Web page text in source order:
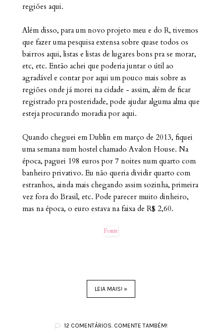
regiões aqui.
Além disso, para um novo projeto meu e do R, tivemos
que fazer uma pesquisa extensa sobre quase todos os
bairros aqui, listas e listas de lugares bons pra se morar,
etc, etc. Então achei que poderia juntar o útil ao
agradável e contar por aqui um pouco mais sobre as
regiões onde já morei na cidade - assim, além de ficar
registrado pra posteridade, pode ajudar alguma alma que
esteja procurando moradia por aqui.
Quando cheguei em Dublin em março de 2013, fiquei
uma semana num hostel chamado Avalon House. Na
época, paguei 198 euros por 7 noites num quarto com
banheiro privativo. Eu não queria dividir quarto com
estranhos, ainda mais chegando assim sozinha, primeira
vez fora do Brasil, etc. Pode parecer muito dinheiro,
mas na época, o euro estava na faixa de R$ 2,60.
Fonte
LEIA MAIS! »
12 COMENTÁRIOS. COMENTE TAMBÉM!